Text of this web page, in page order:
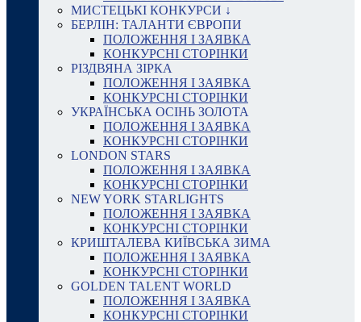
МИСТЕЦЬКІ КОНКУРСИ ↓
БЕРЛІН: ТАЛАНТИ ЄВРОПИ
ПОЛОЖЕННЯ І ЗАЯВКА
КОНКУРСНІ СТОРІНКИ
РІЗДВЯНА ЗІРКА
ПОЛОЖЕННЯ І ЗАЯВКА
КОНКУРСНІ СТОРІНКИ
УКРАЇНСЬКА ОСІНЬ ЗОЛОТА
ПОЛОЖЕННЯ І ЗАЯВКА
КОНКУРСНІ СТОРІНКИ
LONDON STARS
ПОЛОЖЕННЯ І ЗАЯВКА
КОНКУРСНІ СТОРІНКИ
NEW YORK STARLIGHTS
ПОЛОЖЕННЯ І ЗАЯВКА
КОНКУРСНІ СТОРІНКИ
КРИШТАЛЕВА КИЇВСЬКА ЗИМА
ПОЛОЖЕННЯ І ЗАЯВКА
КОНКУРСНІ СТОРІНКИ
GOLDEN TALENT WORLD
ПОЛОЖЕННЯ І ЗАЯВКА
КОНКУРСНІ СТОРІНКИ